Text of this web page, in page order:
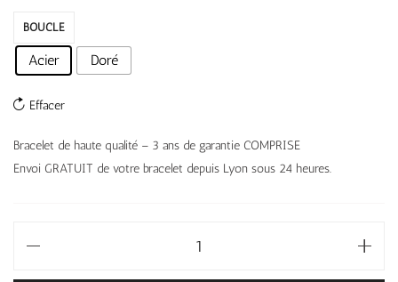
BOUCLE
Acier Doré
Effacer
Bracelet de haute qualité – 3 ans de garantie COMPRISE
Envoi GRATUIT de votre bracelet depuis Lyon sous 24 heures.